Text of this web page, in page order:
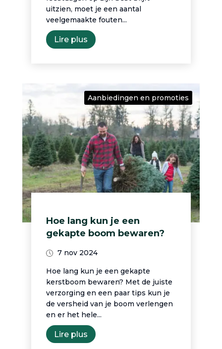
uitzien, moet je een aantal
veelgemaakte fouten...
Lire plus
Aanbiedingen en promoties
Hoe lang kun je een
gekapte boom bewaren?
7 nov 2024
Hoe lang kun je een gekapte
kerstboom bewaren? Met de juiste
verzorging en een paar tips kun je
de versheid van je boom verlengen
en er het hele...
Lire plus